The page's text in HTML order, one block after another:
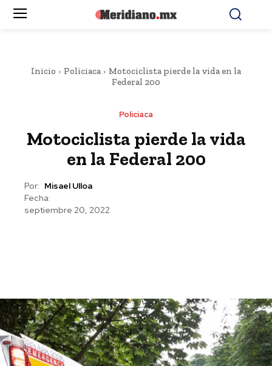
Inicio Policiaca
Motociclista pierde la vida en la
Federal 200
Policiaca
Motociclista pierde la vida
en la Federal 200
Por: Misael Ulloa
Fecha:
septiembre 20, 2022